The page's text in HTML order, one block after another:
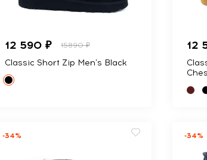
12 590 ₽ 15890 ₽
Classic Short Zip Men's Black
12
-34% -34%